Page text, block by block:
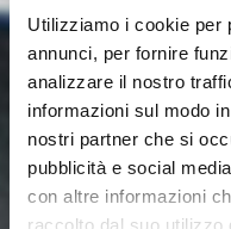
Utilizziamo i cookie per
annunci, per fornire
analizzare il nostro
informazioni sul modo
nostri partner che si
pubblicità e social
con altre informazioni
raccolto dal suo utilizzo